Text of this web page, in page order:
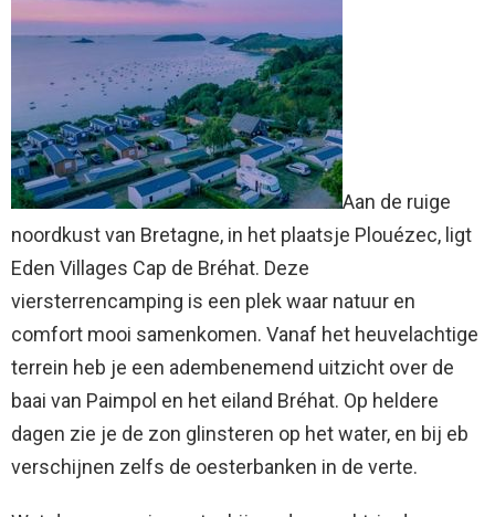
Aan de ruige
noordkust van Bretagne, in het plaatsje Plouézec, ligt
Eden Villages Cap de Bréhat. Deze
viersterrencamping is een plek waar natuur en
comfort mooi samenkomen. Vanaf het heuvelachtige
terrein heb je een adembenemend uitzicht over de
baai van Paimpol en het eiland Bréhat. Op heldere
dagen zie je de zon glinsteren op het water, en bij eb
verschijnen zelfs de oesterbanken in de verte.